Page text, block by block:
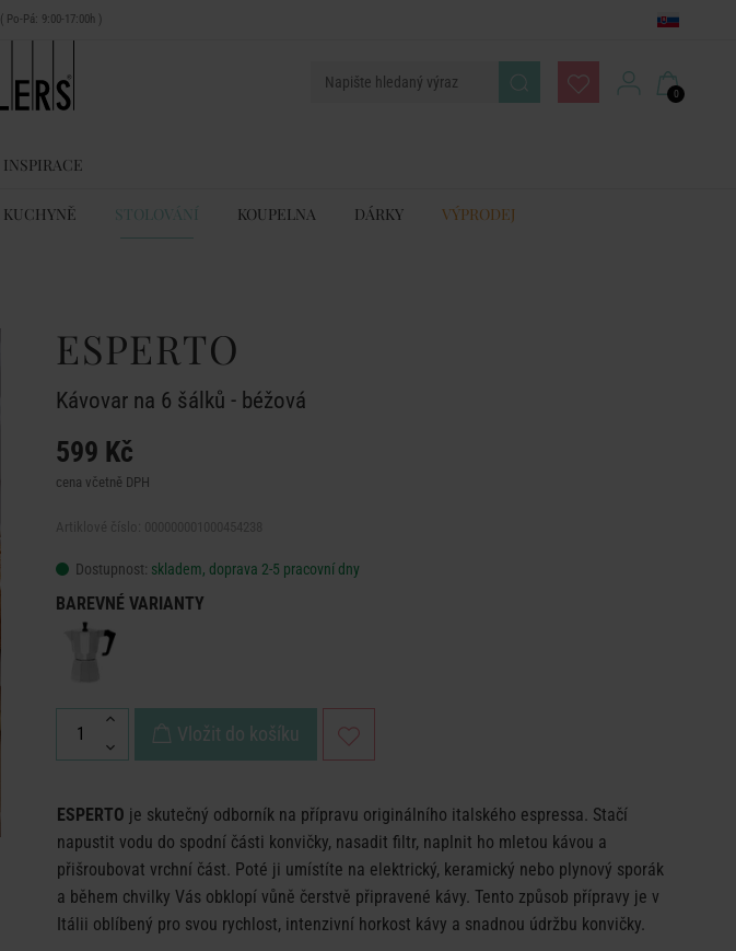
( Po-Pá: 9:00-17:00h )
0
INSPIRACE
KUCHYNĚ STOLOVÁNÍ KOUPELNA DÁRKY VÝPRODEJ
ESPERTO
Kávovar na 6 šálků - béžová
599 Kč
cena včetně DPH
Dostupnost: skladem, doprava 2-5 pracovní dny
BAREVNÉ VARIANTY
Vložit do košíku
ESPERTO je skutečný odborník na přípravu originálního italského espressa. Stačí
napustit vodu do spodní části konvičky, nasadit filtr, naplnit ho mletou kávou a
přišroubovat vrchní část. Poté ji umístíte na elektrický, keramický nebo plynový sporák
a během chvilky Vás obklopí vůně čerstvě připravené kávy. Tento způsob přípravy je v
Itálii oblíbený pro svou rychlost, intenzivní horkost kávy a snadnou údržbu konvičky.